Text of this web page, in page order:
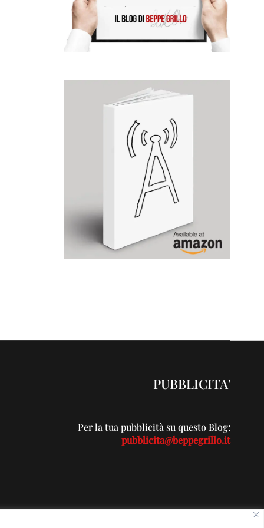
PUBBLICITA'
Per la tua pubblicità su questo Blog:
pubblicita@beppegrillo.it